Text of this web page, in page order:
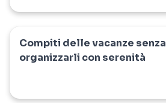
news
Compiti delle vacanze
organizzarli con serenità